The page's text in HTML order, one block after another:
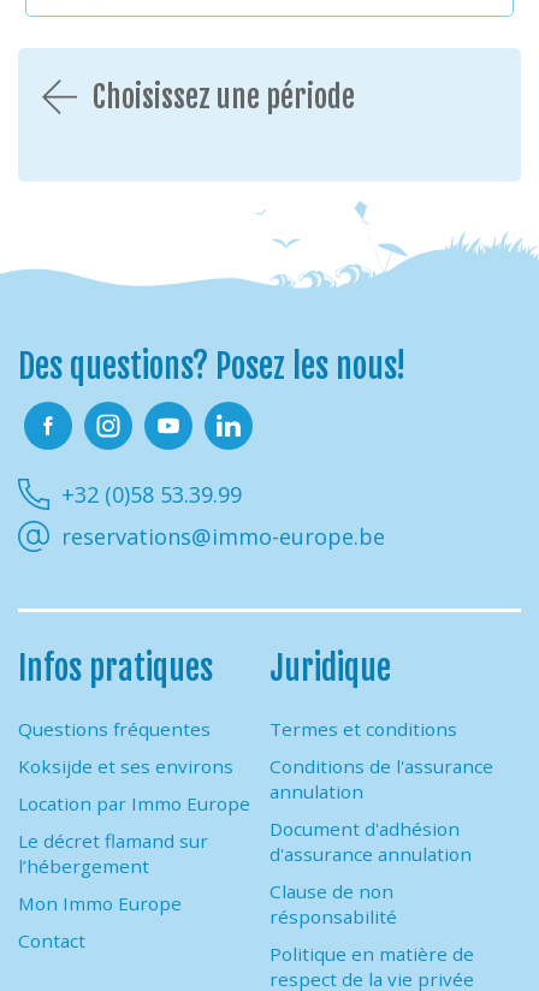
Choisissez une période
Des questions? Posez les nous!
+32 (0)58 53.39.99
reservations@immo-europe.be
Infos pratiques
Questions fréquentes
Koksijde et ses environs
Location par Immo Europe
Le décret flamand sur
l’hébergement
Mon Immo Europe
Contact
Juridique
Termes et conditions
Conditions de l'assurance
annulation
Document d'adhésion
d'assurance annulation
Clause de non
résponsabilité
Politique en matière de
respect de la vie privée